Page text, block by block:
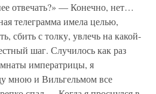
отвечать?» — Конечно, нет…
телеграмма имела целью,
сбить с толку, увлечь на какой-
шаг. Случилось как раз
императрицы, я
мною и Вильгельмом все